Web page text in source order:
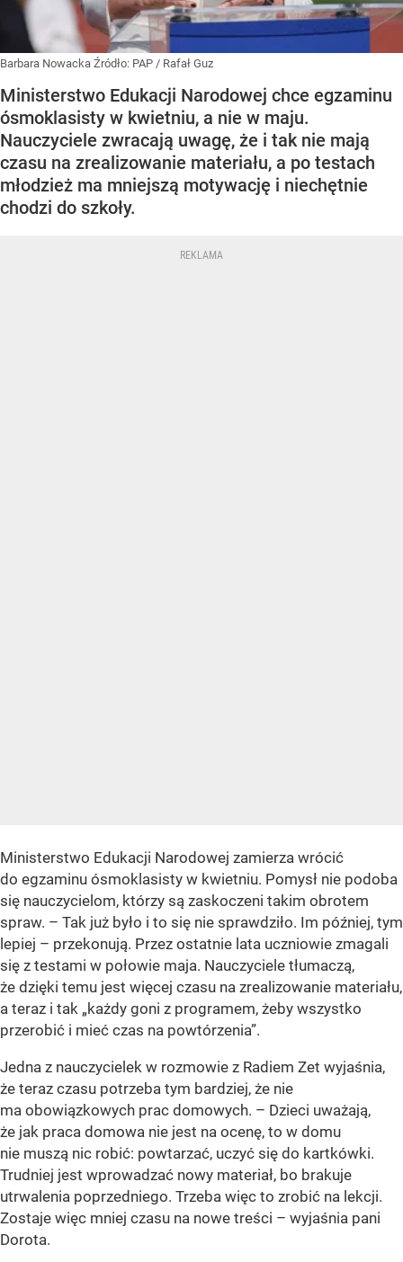
Barbara Nowacka Źródło: PAP / Rafał Guz
Ministerstwo Edukacji Narodowej chce egzaminu
ósmoklasisty w kwietniu, a nie w maju.
Nauczyciele zwracają uwagę, że i tak nie mają
czasu na zrealizowanie materiału, a po testach
młodzież ma mniejszą motywację i niechętnie
chodzi do szkoły.
Ministerstwo Edukacji Narodowej zamierza wrócić
do egzaminu ósmoklasisty w kwietniu. Pomysł nie podoba
się nauczycielom, którzy są zaskoczeni takim obrotem
spraw. – Tak już było i to się nie sprawdziło. Im później, tym
lepiej – przekonują. Przez ostatnie lata uczniowie zmagali
się z testami w połowie maja. Nauczyciele tłumaczą,
że dzięki temu jest więcej czasu na zrealizowanie materiału,
a teraz i tak „każdy goni z programem, żeby wszystko
przerobić i mieć czas na powtórzenia”.
Jedna z nauczycielek w rozmowie z Radiem Zet wyjaśnia,
że teraz czasu potrzeba tym bardziej, że nie
ma obowiązkowych prac domowych. – Dzieci uważają,
że jak praca domowa nie jest na ocenę, to w domu
nie muszą nic robić: powtarzać, uczyć się do kartkówki.
Trudniej jest wprowadzać nowy materiał, bo brakuje
utrwalenia poprzedniego. Trzeba więc to zrobić na lekcji.
Zostaje więc mniej czasu na nowe treści – wyjaśnia pani
Dorota.